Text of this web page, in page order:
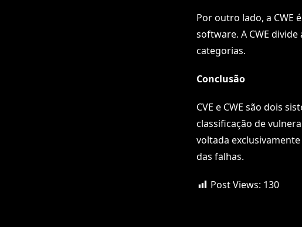
Por outro lado, a CWE
software. A CWE
categorias.
Conclusão
CVE e CWE são dois
classificação de
voltada
das falhas.
Post Views: 130